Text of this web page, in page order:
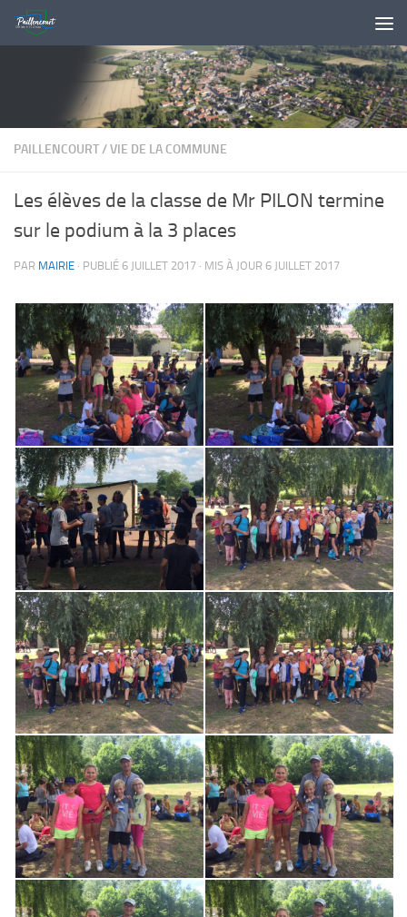
Skip to content
PAILLENCOURT/VIE DE LA COMMUNE
Les élèves de la classe de Mr PILON termine
sur le podium à la 3 places
PAR MAIRIE · PUBLIÉ 6 JUILLET 2017 · MIS À JOUR 6 JUILLET 2017